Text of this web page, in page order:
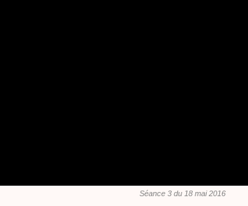
Séance 3 du 18 mai 2016